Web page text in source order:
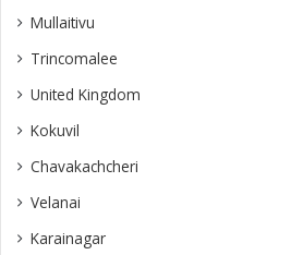
Mullaitivu
Trincomalee
United Kingdom
Kokuvil
Chavakachcheri
Velanai
Karainagar